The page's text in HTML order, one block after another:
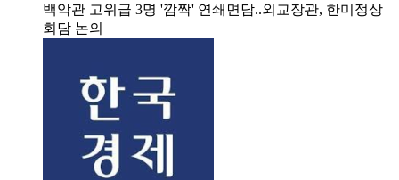
백악관 고위급 3명 '깜짝' 연쇄면담..외교장관, 한미정상
회담 논의